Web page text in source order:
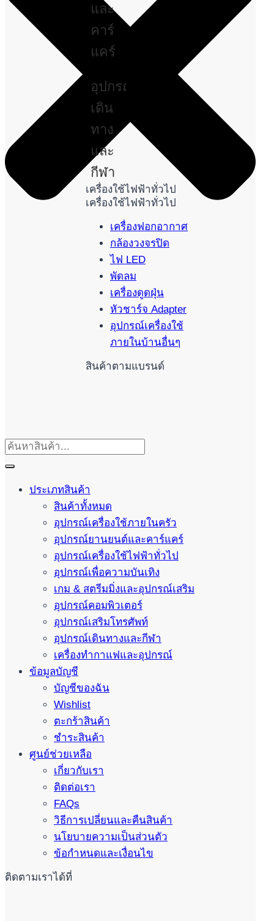
และ
คาร์
แคร์
อุปกรณ์
เดิน
ทาง
และ
กีฬา
เครื่องใช้ไฟฟ้าทั่วไป
เครื่องใช้ไฟฟ้าทั่วไป
เครื่องฟอกอากาศ
กล้องวงจรปิด
ไฟ LED
พัดลม
เครื่องดูดฝุ่น
หัวชาร์จ Adapter
อุปกรณ์เครื่องใช้
ภายในบ้านอื่นๆ
สินค้าตามแบรนด์
ประเภทสินค้า
สินค้าทั้งหมด
อุปกรณ์เครื่องใช้ภายในครัว
อุปกรณ์ยานยนต์และคาร์แคร์
อุปกรณ์เครื่องใช้ไฟฟ้าทั่วไป
อุปกรณ์เพื่อความบันเทิง
เกม & สตรีมมิ่งและอุปกรณ์เสริม
อุปกรณ์คอมพิวเตอร์
อุปกรณ์เสริมโทรศัพท์
อุปกรณ์เดินทางและกีฬา
เครื่องทำกาแฟและอุปกรณ์
ข้อมูลบัญชี
บัญชีของฉัน
Wishlist
ตะกร้าสินค้า
ชำระสินค้า
ศูนย์ช่วยเหลือ
เกี่ยวกับเรา
ติดต่อเรา
FAQs
วิธีการเปลี่ยนและคืนสินค้า
นโยบายความเป็นส่วนตัว
ข้อกำหนดและเงื่อนไข
ติดตามเราได้ที่